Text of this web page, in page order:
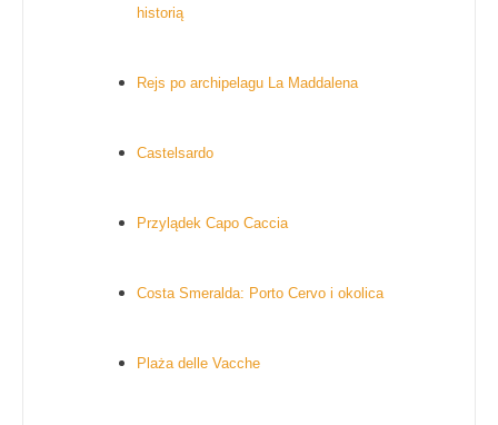
historią
Rejs po archipelagu La Maddalena
Castelsardo
Przylądek Capo Caccia
Costa Smeralda: Porto Cervo i okolica
Plaża delle Vacche